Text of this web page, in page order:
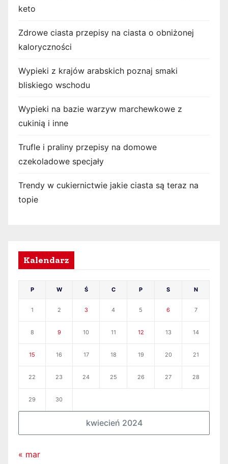
keto
Zdrowe ciasta przepisy na ciasta o obniżonej
kaloryczności
Wypieki z krajów arabskich poznaj smaki
bliskiego wschodu
Wypieki na bazie warzyw marchewkowe z
cukinią i inne
Trufle i praliny przepisy na domowe
czekoladowe specjały
Trendy w cukiernictwie jakie ciasta są teraz na
topie
Kalendarz
kwiecień 2024
P W Ś C P S N
1 2 3 4 5 6 7
8 9 10 11 12 13 14
15 16 17 18 19 20 21
22 23 24 25 26 27 28
29 30
« mar